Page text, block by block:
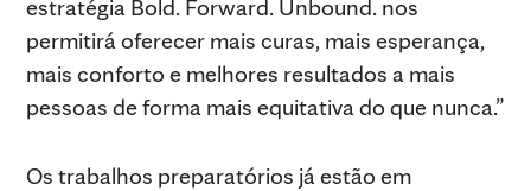
estratégia Bold. Forward. Unbound. nos
permitirá oferecer mais curas, mais esperança,
mais conforto e melhores resultados a mais
pessoas de forma mais equitativa do que nunca.”
Os trabalhos preparatórios já estão em